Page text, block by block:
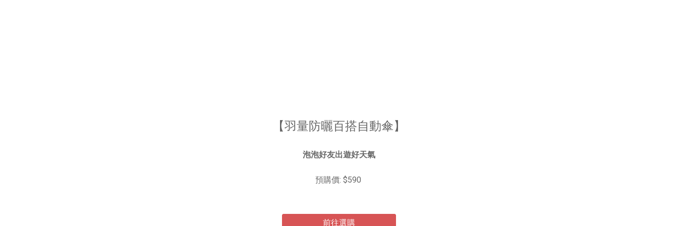
【羽量防曬百搭自動傘】
泡泡好友出遊好天氣
預購價: $590
前往選購